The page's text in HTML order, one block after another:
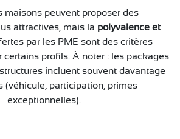
maisons peuvent proposer des
attractives, mais la polyvalence et
par les PME sont des critères
profils. À noter : les packages
incluent souvent davantage
(véhicule, participation, primes
exceptionnelles).